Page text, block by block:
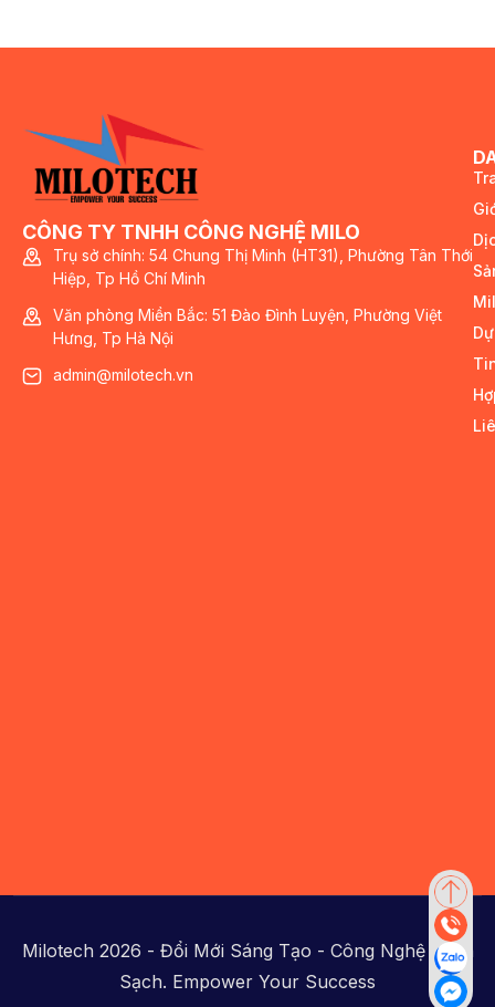
CÔNG TY TNHH CÔNG NGHỆ MILO
Trụ sở chính: 54 Chung Thị Minh (HT31), Phường Tân Thới
Hiệp, Tp Hồ Chí Minh
Văn phòng Miền Bắc: 51 Đào Đình Luyện, Phường Việt
Hưng, Tp Hà Nội
admin@milotech.vn
Milotech 2026 - Đổi Mới Sáng Tạo - Công Nghệ Xanh
Sạch. Empower Your Success